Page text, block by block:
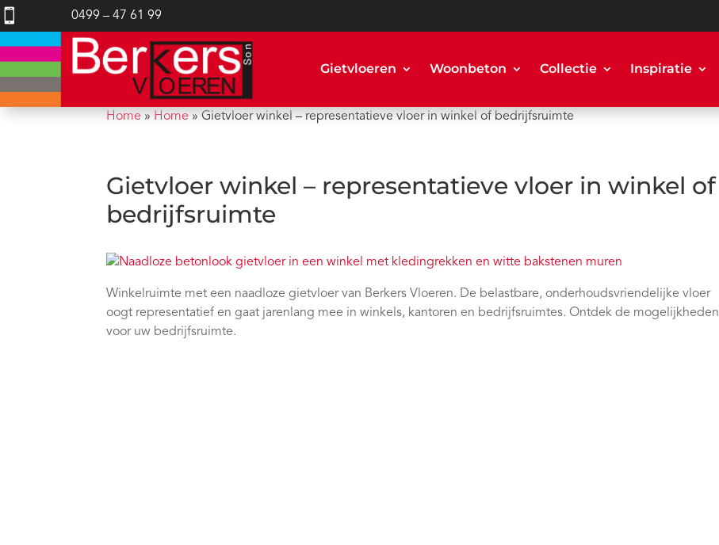
 0499 – 47 61 99
Gietvloeren Woonbeton Collectie Inspiratie
Home » Home »Gietvloer winkel – representatieve vloer in winkel of bedrijfsruimte
Gietvloer winkel – representatieve vloer in winkel of
bedrijfsruimte
Winkelruimte met een naadloze gietvloer van Berkers Vloeren. De belastbare, onderhoudsvriendelijke vloer
oogt representatief en gaat jarenlang mee in winkels, kantoren en bedrijfsruimtes. Ontdek de mogelijkheden
voor uw bedrijfsruimte.